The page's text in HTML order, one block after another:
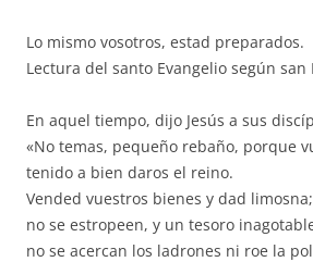
Lo mismo vosotros, estad preparados.
Lectura del santo Evangelio según san
En aquel tiempo, dijo Jesús a sus
«No temas, pequeño rebaño, porque
tenido a bien daros el reino.
Vended vuestros bienes y dad
no se estropeen, y un tesoro
no se acercan los ladrones ni roe la